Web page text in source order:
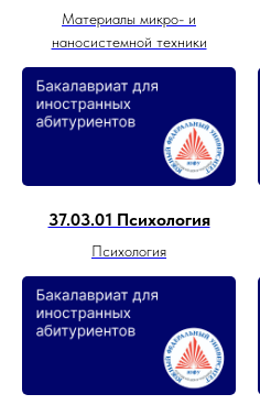
Материалы микро- и
наносистемной техники
37.03.01 Психология
Психология